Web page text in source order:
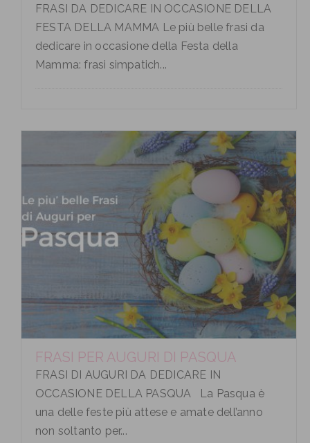
FRASI DA DEDICARE IN OCCASIONE DELLA
FESTA DELLA MAMMA Le più belle frasi da
dedicare in occasione della Festa della
Mamma: frasi simpatich...
FRASI PER AUGURI DI PASQUA
FRASI DI AUGURI DA DEDICARE IN
OCCASIONE DELLA PASQUA La Pasqua è
una delle feste più attese e amate dell’anno
non soltanto per...